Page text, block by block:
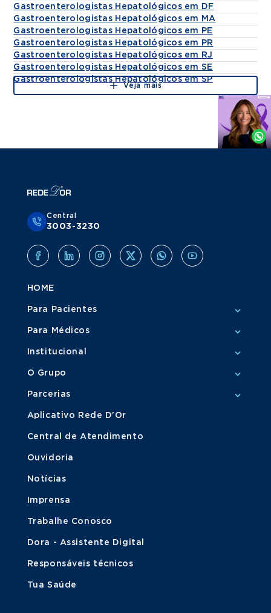
Gastroenterologistas Hepatológicos em DF
Gastroenterologistas Hepatológicos em MA
Gastroenterologistas Hepatológicos em PE
Gastroenterologistas Hepatológicos em PR
Gastroenterologistas Hepatológicos em RJ
Gastroenterologistas Hepatológicos em SE
Gastroenterologistas Hepatológicos em SP
Veja mais
Agende
Whatsapp
Central
3003-3230
HOME
Para Pacientes
Para Médicos
Institucional
O Grupo
Parcerias
Aplicativo Rede D'Or
Central de Atendimento
Ouvidoria
Notícias
Imprensa
Trabalhe Conosco
Dora - Assistente Digital
Responsáveis técnicos
Tua Saúde